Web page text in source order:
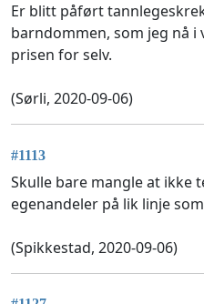
Er blitt påført
barndommen, som jeg nå i
prisen for selv.
(Sørli, 2020-09-06)
#1113
Skulle bare mangle at ikke
egenandeler på lik linje
(Spikkestad, 2020-09-06)